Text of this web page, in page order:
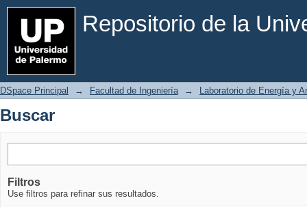
Repositorio de la
Buscar
DSpace Principal → Facultad de Ingeniería → Laboratorio de Energía y
Buscar
Filtros
Use filtros para refinar sus resultados.